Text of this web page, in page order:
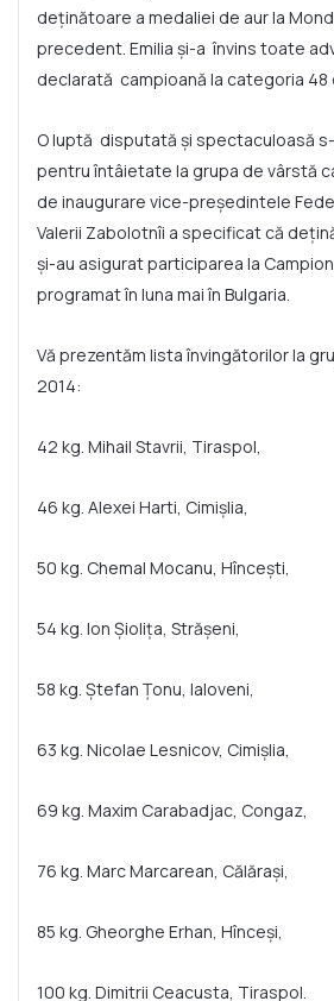
deținătoare a medaliei de aur la
precedent. Emilia și-a învins toate
declarată campioană la categoria 48
O luptă disputată și spectaculoasă
pentru întâietate la grupa de vârstă
de inaugurare vice-preşedintele
Valerii Zabolotnîi a specificat că
și-au asigurat participarea la
programat în luna mai în Bulgaria.
Vă prezentăm lista învingătorilor la
2014:
42 kg. Mihail Stavrii, Tiraspol,
46 kg. Alexei Harti, Cimișlia,
50 kg. Chemal Mocanu, Hîncești,
54 kg. Ion Șiolița, Strășeni,
58 kg. Ștefan Țonu, Ialoveni,
63 kg. Nicolae Lesnicov, Cimișlia,
69 kg. Maxim Carabadjac, Congaz,
76 kg. Marc Marcarean, Călărași,
85 kg. Gheorghe Erhan, Hînceși,
100 kg. Dimitrii Ceacusta, Tiraspol.